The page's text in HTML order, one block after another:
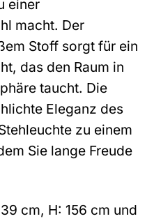
einer
macht. Der
Stoff sorgt für ein
das den Raum in
taucht. Die
Eleganz des
zu einem
Sie lange Freude
cm, H: 156 cm und